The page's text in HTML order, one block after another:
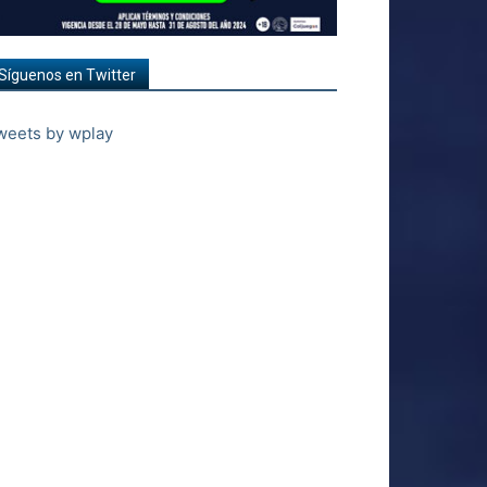
en Twitter
by wplay